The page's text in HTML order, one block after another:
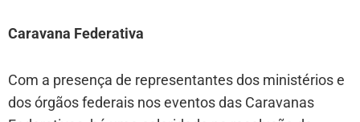
Caravana Federativa
Com a presença de representantes dos ministérios e
dos órgãos federais nos eventos das Caravanas